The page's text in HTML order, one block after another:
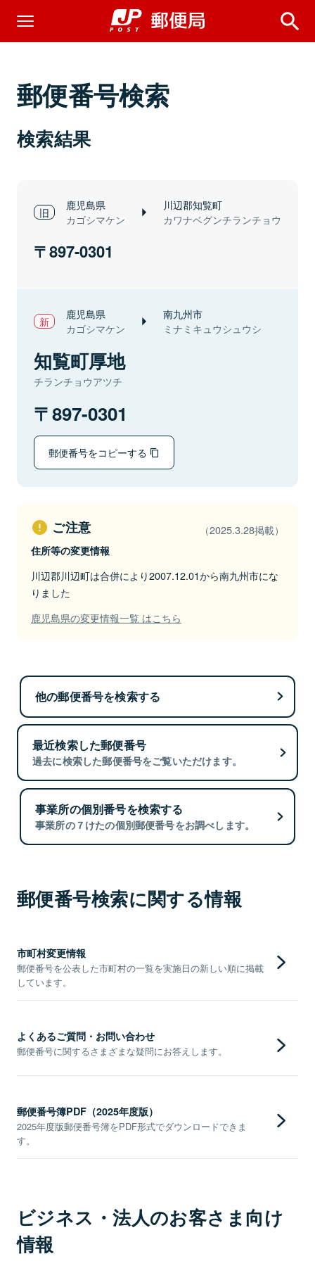
郵便番号検索
検索結果
鹿児島県
カゴシマケン
川辺郡知覧町
カワナベグンチランチョウ
897-0301
鹿児島県
カゴシマケン
南九州市
ミナミキュウシュウシ
知覧町厚地
チランチョウアツチ
897-0301
郵便番号をコピーする
ご注意 （2025.3.28掲載）
住所等の変更情報
川辺郡川辺町は合併により2007.12.01から南九州市にな
りました
鹿児島県の変更情報一覧 はこちら
他の郵便番号を検索する
最近検索した郵便番号
過去に検索した郵便番号をご覧いただけます。
事業所の個別番号を検索する
事業所の７けたの個別郵便番号をお調べします。
郵便番号検索に関する情報
市町村変更情報
郵便番号を公表した市町村の一覧を実施日の新しい順に掲載
しています。
よくあるご質問・お問い合わせ
郵便番号に関するさまざまな疑問にお答えします。
郵便番号簿PDF（2025年度版）
2025年度版郵便番号簿をPDF形式でダウンロードできま
す。
ビジネス・法人のお客さま向け
情報